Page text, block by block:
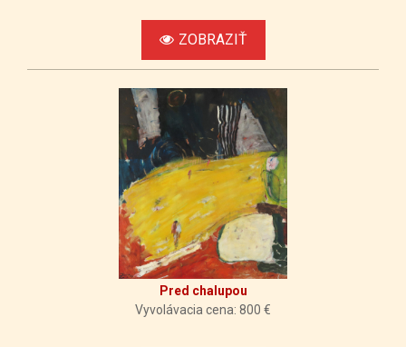
ZOBRAZIŤ
Pred chalupou
Vyvolávacia cena: 800 €